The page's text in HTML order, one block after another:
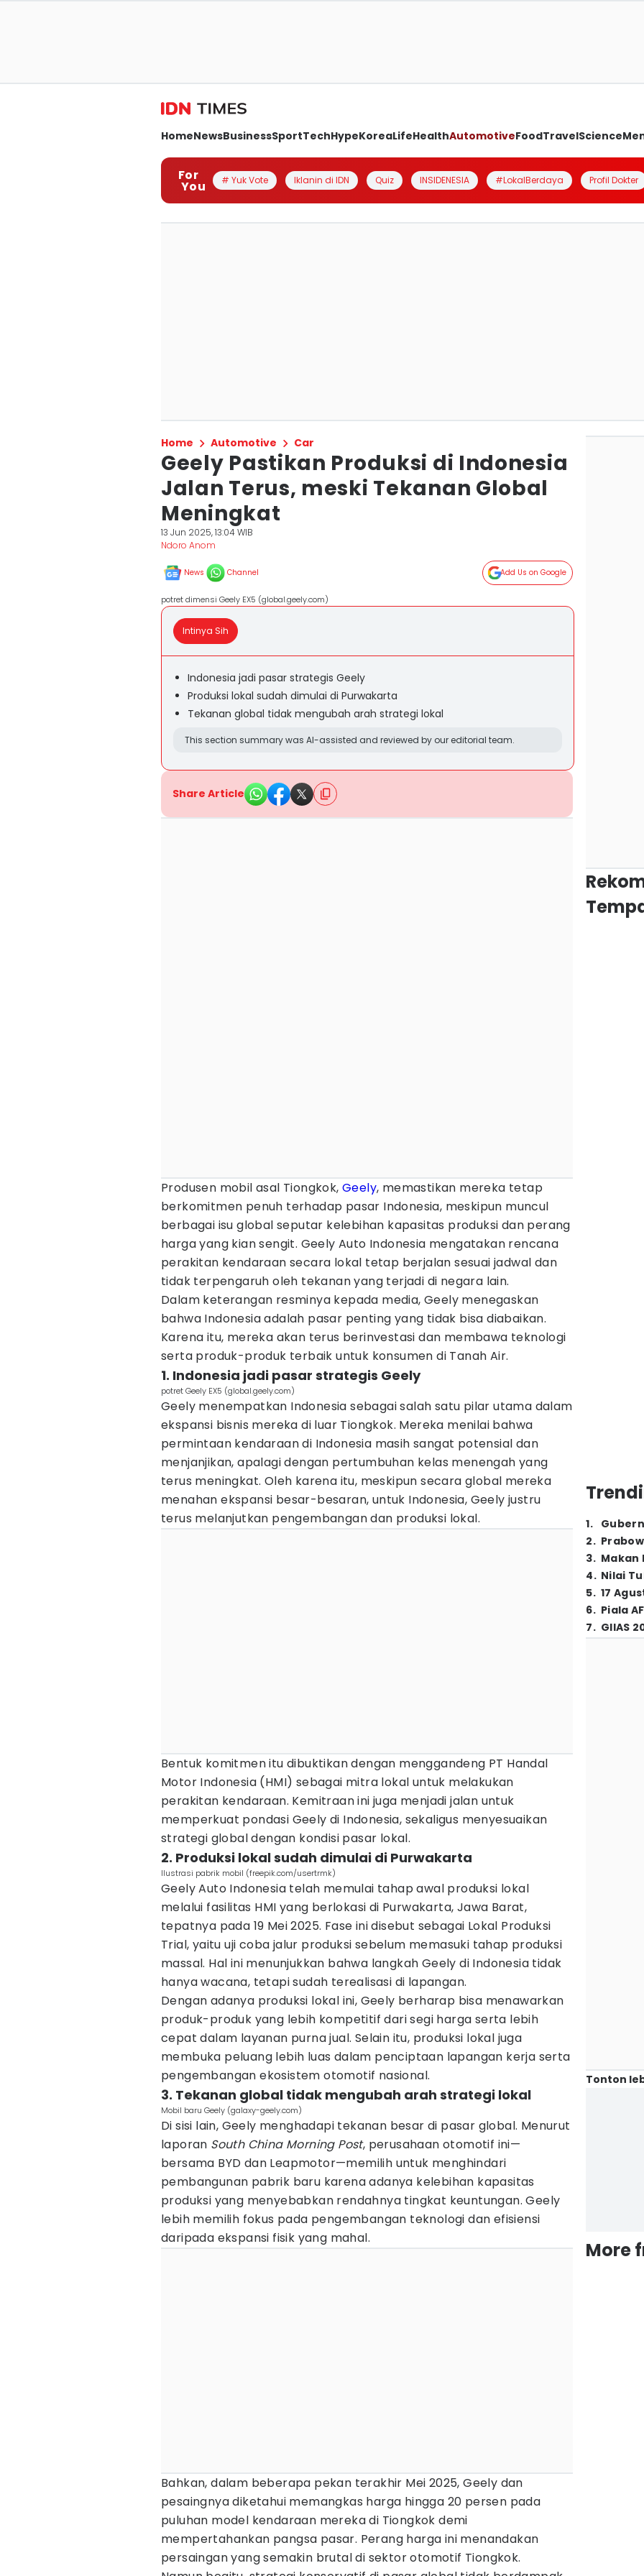
HomeNewsBusinessSportTechHypeKoreaLifeHealthAutomotiveFoodTravelScience
For
You # Yuk Vote Iklanin di IDN Quiz INSIDENESIA #LokalBerdaya Profil Dokter
Home Automotive Car
Geely Pastikan Produksi di Indonesia
Jalan Terus, meski Tekanan Global
Meningkat
13 Jun 2025, 13:04 WIB
Ndoro Anom
News Channel Add Us on Google
potret dimensi Geely EX5 (global.geely.com)
Intinya Sih
Indonesia jadi pasar strategis Geely
Produksi lokal sudah dimulai di Purwakarta
Tekanan global tidak mengubah arah strategi lokal
This section summary was AI-assisted and reviewed by our editorial team.
Share Article
Produsen mobil asal Tiongkok, Geely, memastikan mereka tetap
berkomitmen penuh terhadap pasar Indonesia, meskipun muncul
berbagai isu global seputar kelebihan kapasitas produksi dan perang
harga yang kian sengit. Geely Auto Indonesia mengatakan rencana
perakitan kendaraan secara lokal tetap berjalan sesuai jadwal dan
tidak terpengaruh oleh tekanan yang terjadi di negara lain.
Dalam keterangan resminya kepada media, Geely menegaskan
bahwa Indonesia adalah pasar penting yang tidak bisa diabaikan.
Karena itu, mereka akan terus berinvestasi dan membawa teknologi
serta produk-produk terbaik untuk konsumen di Tanah Air.
1. Indonesia jadi pasar strategis Geely
potret Geely EX5 (global.geely.com)
Geely menempatkan Indonesia sebagai salah satu pilar utama dalam
ekspansi bisnis mereka di luar Tiongkok. Mereka menilai bahwa
permintaan kendaraan di Indonesia masih sangat potensial dan
menjanjikan, apalagi dengan pertumbuhan kelas menengah yang
terus meningkat. Oleh karena itu, meskipun secara global mereka
menahan ekspansi besar-besaran, untuk Indonesia, Geely justru
terus melanjutkan pengembangan dan produksi lokal.
Bentuk komitmen itu dibuktikan dengan menggandeng PT Handal
Motor Indonesia (HMI) sebagai mitra lokal untuk melakukan
perakitan kendaraan. Kemitraan ini juga menjadi jalan untuk
memperkuat pondasi Geely di Indonesia, sekaligus menyesuaikan
strategi global dengan kondisi pasar lokal.
2. Produksi lokal sudah dimulai di Purwakarta
Ilustrasi pabrik mobil (freepik.com/usertrmk)
Geely Auto Indonesia telah memulai tahap awal produksi lokal
melalui fasilitas HMI yang berlokasi di Purwakarta, Jawa Barat,
tepatnya pada 19 Mei 2025. Fase ini disebut sebagai Lokal Produksi
Trial, yaitu uji coba jalur produksi sebelum memasuki tahap produksi
massal. Hal ini menunjukkan bahwa langkah Geely di Indonesia tidak
hanya wacana, tetapi sudah terealisasi di lapangan.
Dengan adanya produksi lokal ini, Geely berharap bisa menawarkan
produk-produk yang lebih kompetitif dari segi harga serta lebih
cepat dalam layanan purna jual. Selain itu, produksi lokal juga
membuka peluang lebih luas dalam penciptaan lapangan kerja serta
pengembangan ekosistem otomotif nasional.
3. Tekanan global tidak mengubah arah strategi lokal
Mobil baru Geely (galaxy-geely.com)
Di sisi lain, Geely menghadapi tekanan besar di pasar global. Menurut
laporan South China Morning Post, perusahaan otomotif ini—
bersama BYD dan Leapmotor—memilih untuk menghindari
pembangunan pabrik baru karena adanya kelebihan kapasitas
produksi yang menyebabkan rendahnya tingkat keuntungan. Geely
lebih memilih fokus pada pengembangan teknologi dan efisiensi
daripada ekspansi fisik yang mahal.
Bahkan, dalam beberapa pekan terakhir Mei 2025, Geely dan
pesaingnya diketahui memangkas harga hingga 20 persen pada
puluhan model kendaraan mereka di Tiongkok demi
mempertahankan pangsa pasar. Perang harga ini menandakan
persaingan yang semakin brutal di sektor otomotif Tiongkok.
1.
2.
3. Makan
4. Nilai
5. 17
6. Piala
7. GIIAS
Tonton
More